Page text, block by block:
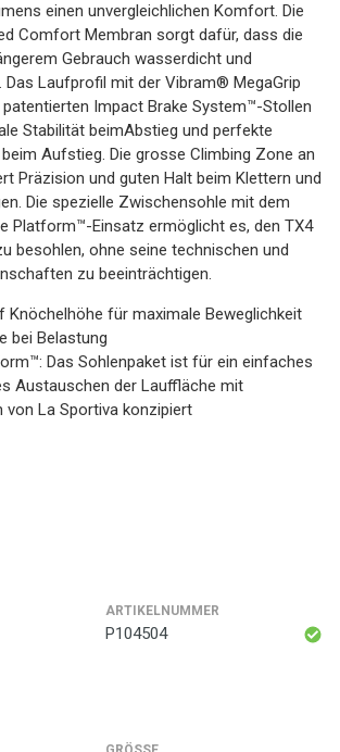
einen unvergleichlichen Komfort. Die
Comfort Membran sorgt dafür, dass die
Gebrauch wasserdicht und
Das Laufprofil mit der Vibram® MegaGrip
Impact Brake System™-Stollen
Stabilität beimAbstieg und perfekte
Aufstieg. Die grosse Climbing Zone an
Präzision und guten Halt beim Klettern und
Die spezielle Zwischensohle mit dem
Platform™-Einsatz ermöglicht es, den TX4
besohlen, ohne seine technischen und
zu beeinträchtigen.
Knöchelhöhe für maximale Beweglichkeit
bei Belastung
Das Sohlenpaket ist für ein einfaches
Austauschen der Lauffläche mit
von La Sportiva konzipiert
ARTIKELNUMMER
P104504